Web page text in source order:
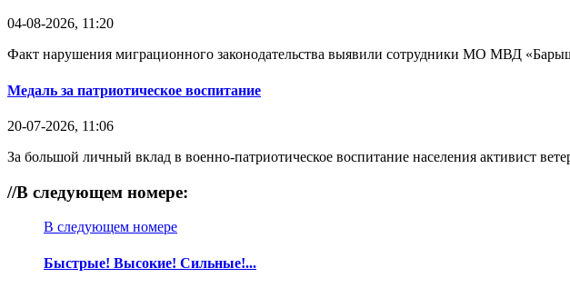
04-08-2026, 11:20
Факт нарушения миграционного законодательства выявили сотрудники МО МВД
Медаль за патриотическое воспитание
20-07-2026, 11:06
За большой личный вклад в военно-патриотическое воспитание населения активист
//В следующем номере:
В следующем номере
Быстрые! Высокие! Сильные!...